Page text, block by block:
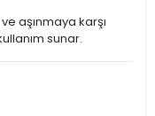
ve aşınmaya karşı
sunar.